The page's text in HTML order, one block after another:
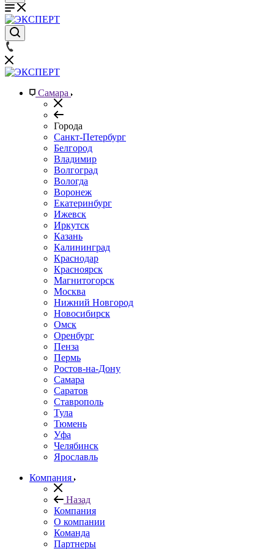
Самара
Города
Санкт-Петербург
Белгород
Владимир
Волгоград
Вологда
Воронеж
Екатеринбург
Ижевск
Иркутск
Казань
Калининград
Краснодар
Красноярск
Магнитогорск
Москва
Нижний Новгород
Новосибирск
Омск
Оренбург
Пенза
Пермь
Ростов-на-Дону
Самара
Саратов
Ставрополь
Тула
Тюмень
Уфа
Челябинск
Ярославль
Компания
Назад
Компания
О компании
Команда
Партнеры